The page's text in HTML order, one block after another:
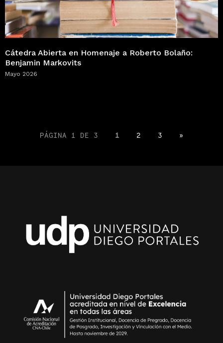
Cátedra Abierta en Homenaje a Roberto Bolaño:
Benjamin Markovits
Mayo 2026
PÁGINA 1 DE 3 1 2 3 »